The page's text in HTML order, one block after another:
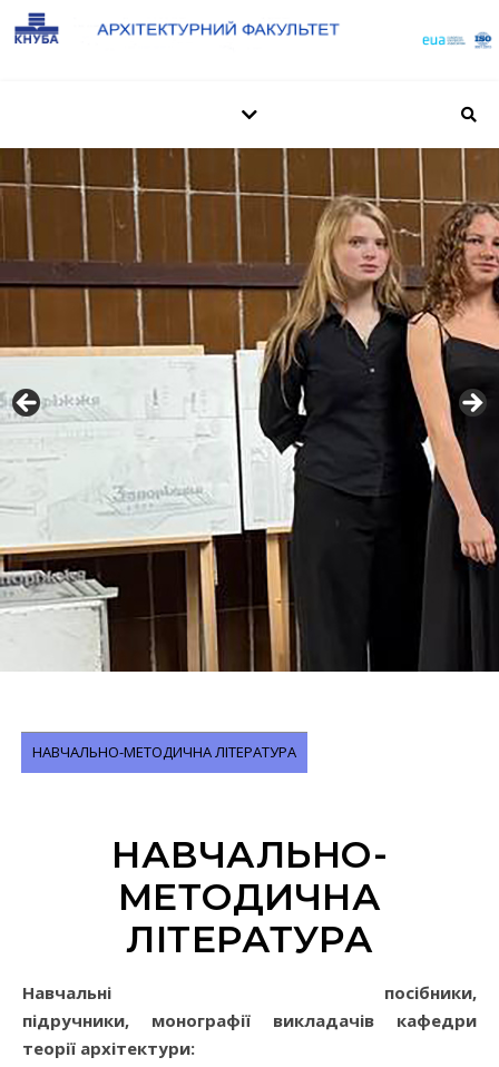
НАВЧАЛЬНО-МЕТОДИЧНА ЛІТЕРАТУРА
НАВЧАЛЬНО-
МЕТОДИЧНА
ЛІТЕРАТУРА
Навчальні посібники,
підручники, монографії викладачів кафедри
теорії архітектури: